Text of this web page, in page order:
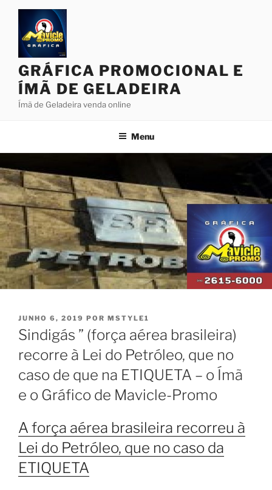
Pular
conteúdo
GRÁFICA PROMOCIONAL E
ÍMÃ DE GELADEIRA
Ímã de Geladeira venda online
Menu
PUBLICADO
EM
JUNHO 6, 2019 POR MSTYLE1
Sindigás ” (força aérea brasileira)
recorre à Lei do Petróleo, que no
caso de que na ETIQUETA – o Ímã
e o Gráfico de Mavicle-Promo
A força aérea brasileira recorreu à
Lei do Petróleo, que no caso da
ETIQUETA